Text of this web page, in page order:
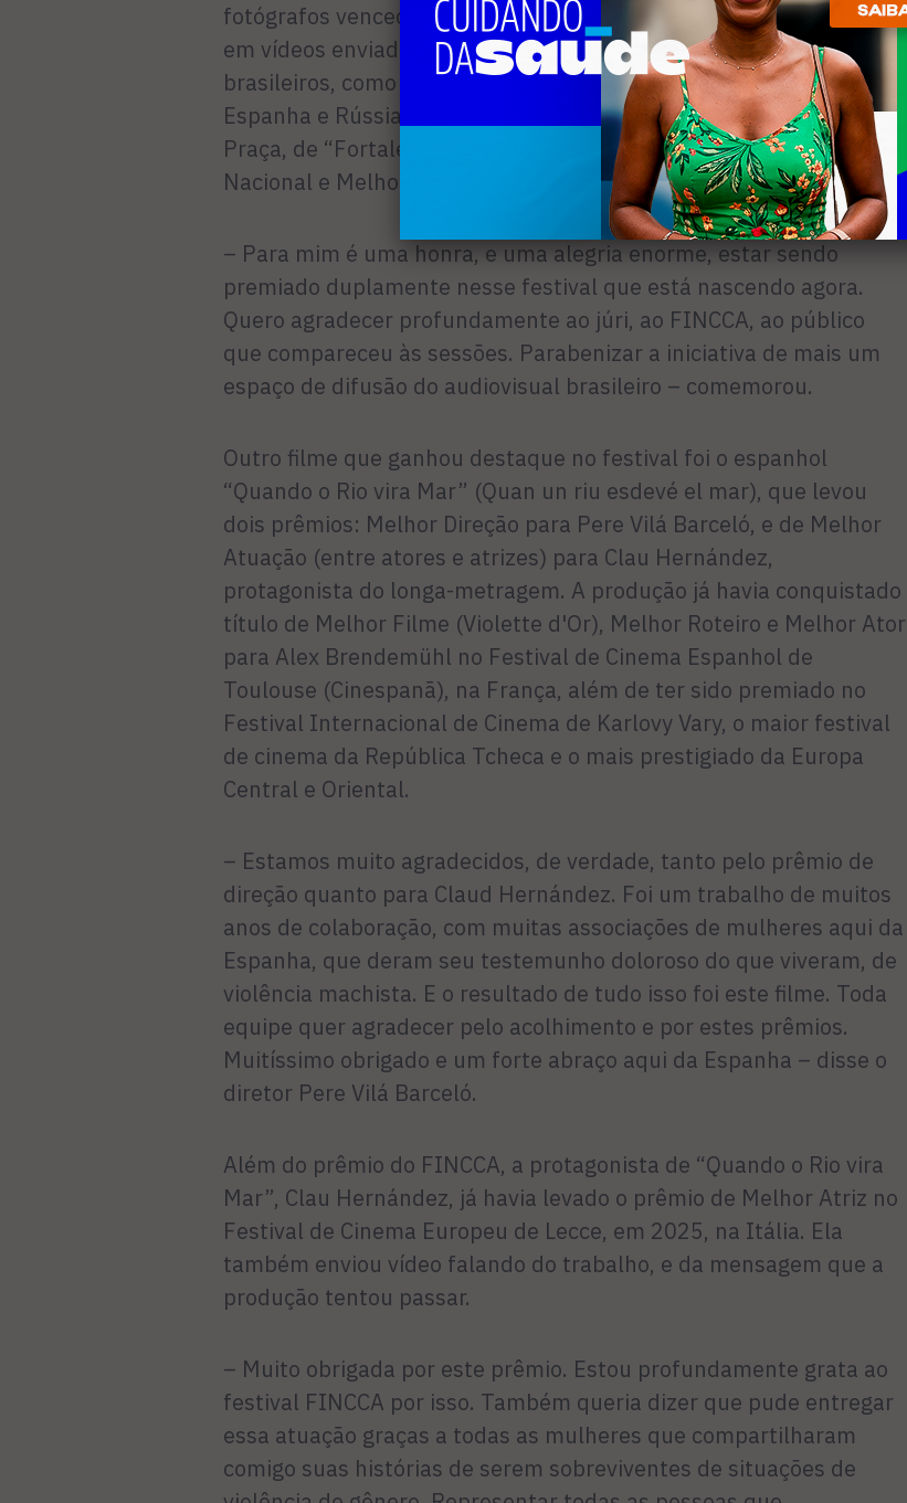
fotógrafos vencedores, o Festival também recebeu depoimentos
em vídeos enviados por diretores e atores de outros estados
brasileiros, como São Paulo, Paraná e Ceará, e países como
Espanha e Rússia. Um deles foi do diretor cearense Armando
Praça, de “Fortaleza Hotel”, filme vencedor de Melhor Longa
Nacional e Melhor Direção de Arte.
– Para mim é uma honra, e uma alegria enorme, estar sendo
premiado duplamente nesse festival que está nascendo agora.
Quero agradecer profundamente ao júri, ao FINCCA, ao público
que compareceu às sessões. Parabenizar a iniciativa de mais um
espaço de difusão do audiovisual brasileiro – comemorou.
Outro filme que ganhou destaque no festival foi o espanhol
“Quando o Rio vira Mar” (Quan un riu esdevé el mar), que levou
dois prêmios: Melhor Direção para Pere Vilá Barceló, e de Melhor
Atuação (entre atores e atrizes) para Clau Hernández,
protagonista do longa-metragem. A produção já havia conquistado
título de Melhor Filme (Violette d'Or), Melhor Roteiro e Melhor Ator
para Alex Brendemühl no Festival de Cinema Espanhol de
Toulouse (Cinespanã), na França, além de ter sido premiado no
Festival Internacional de Cinema de Karlovy Vary, o maior festival
de cinema da República Tcheca e o mais prestigiado da Europa
Central e Oriental.
– Estamos muito agradecidos, de verdade, tanto pelo prêmio de
direção quanto para Claud Hernández. Foi um trabalho de muitos
anos de colaboração, com muitas associações de mulheres aqui da
Espanha, que deram seu testemunho doloroso do que viveram, de
violência machista. E o resultado de tudo isso foi este filme. Toda
equipe quer agradecer pelo acolhimento e por estes prêmios.
Muitíssimo obrigado e um forte abraço aqui da Espanha – disse o
diretor Pere Vilá Barceló.
Além do prêmio do FINCCA, a protagonista de “Quando o Rio vira
Mar”, Clau Hernández, já havia levado o prêmio de Melhor Atriz no
Festival de Cinema Europeu de Lecce, em 2025, na Itália. Ela
também enviou vídeo falando do trabalho, e da mensagem que a
produção tentou passar.
– Muito obrigada por este prêmio. Estou profundamente grata ao
festival FINCCA por isso. Também queria dizer que pude entregar
essa atuação graças a todas as mulheres que compartilharam
comigo suas histórias de serem sobreviventes de situações de